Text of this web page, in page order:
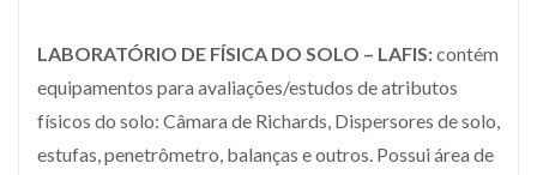
LABORATÓRIO DE FÍSICA DO SOLO – LAFIS:contém
equipamentos para avaliações/estudos de atributos
físicos do solo: Câmara de Richards, Dispersores de solo,
estufas, penetrômetro, balanças e outros. Possui área de